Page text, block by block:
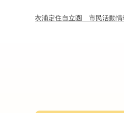
衣浦定住自立圏 市民活動